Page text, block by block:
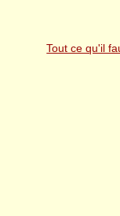
Tout ce qu'il